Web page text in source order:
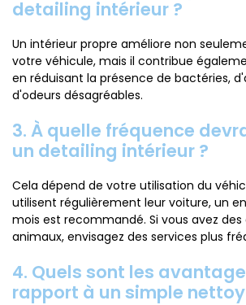
detailing intérieur ?
Un intérieur propre améliore non
votre véhicule, mais il contribue
en réduisant la présence de bactéries,
d'odeurs désagréables.
3. À quelle fréquence
un detailing intérieur ?
Cela dépend de votre utilisation du
utilisent régulièrement leur voiture, un
mois est recommandé. Si vous avez
animaux, envisagez des services plus
4. Quels sont les
rapport à un simple